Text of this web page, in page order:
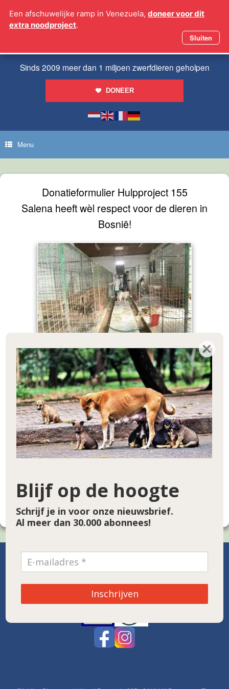
naar
Sinds 2009 meer dan 1 miljoen zwerfdieren geholpen
DONEER
Menu
Donatieformulier Hulpproject 155
Salena heeft wèl respect voor de dieren in
Bosnië!
Naam *
Email*
Doneren voor hulpproject 155
Bedrag*
Doneer!
Noordwolde
Een afschuwelijke ramp in Venezuela, doneer voor dit
extra noodproject.
Sluiten
×
Blijf op de hoogte
Schrijf je in voor onze nieuwsbrief.
Al meer dan 30.000 abonnees!
Inschrijven